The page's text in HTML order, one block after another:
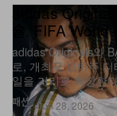
패션
adidas
슐, FIFA
adidas Originals와
로, 개최국 오마주
일을 거리로 확장한
Jun 28, 2026